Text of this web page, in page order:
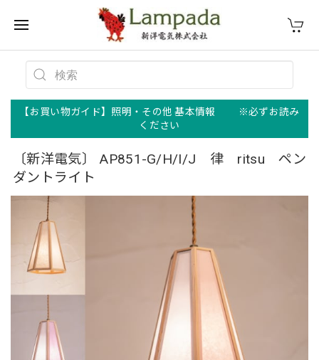
【お買い物ガイド】照明・その他 基本情報 ※必ずお読み
ください
〔新洋電気〕 AP851-G/H/I/J 律 ritsu ペン
ダントライト